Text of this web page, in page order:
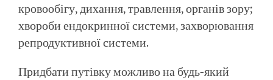
кровообігу, дихання, травлення, органів зору;
хвороби ендокринної системи, захворювання
репродуктивної системи.
Придбати путівку можливо на будь-який